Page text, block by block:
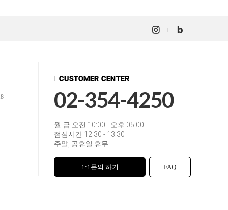
02-354-4250
월-금 오전 10:00 - 오후 05:00
점심시간 12:30 - 13:30
주말, 공휴일 휴무
1:1문의 하기 FAQ